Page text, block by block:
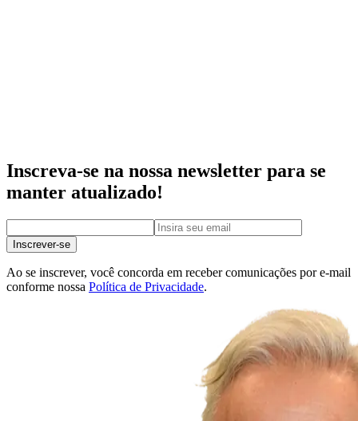
Inscreva-se na nossa newsletter para se
manter atualizado!
Inscrever-se
Ao se inscrever, você concorda em receber comunicações por e-mail
conforme nossa Política de Privacidade.